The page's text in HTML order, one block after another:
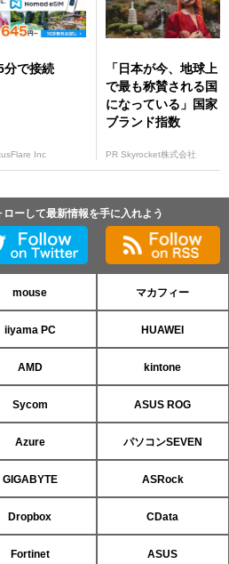
分で接続
Inc
「日本が今、地球上
で最も称賛される国
になっている」国家
ブランド指数
PR Skyrocket株式会社
ーして最新情報を手に入れよう
mouse マカフィー
iiyama PC HUAWEI
AMD kintone
Sycom ASUS ROG
Azure パソコンSEVEN
GIGABYTE ASRock
Dropbox CData
Fortinet ASUS